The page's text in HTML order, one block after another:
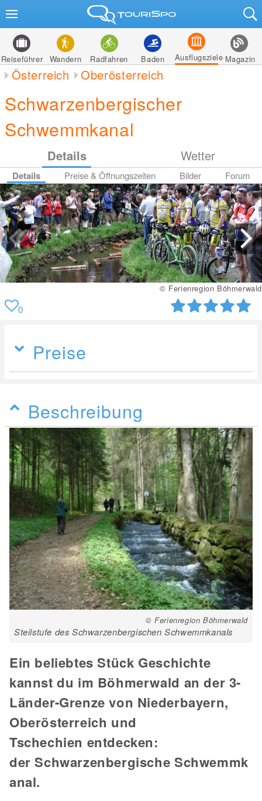
Reiseführer Wandern Radfahren Baden Ausflugsziele Magazin
Österreich Oberösterreich
Schwarzenbergischer
Schwemmkanal
Details Wetter
Details Preise & Öffnungszeiten Bilder Forum
© Ferienregion Böhmerwald
0
Preise
Beschreibung
© Ferienregion Böhmerwald
Steilstufe des Schwarzenbergischen Schwemmkanals
Ein beliebtes Stück Geschichte
kannst du im Böhmerwald an der 3-
Länder-Grenze von Niederbayern,
Oberösterreich und
Tschechien entdecken:
der Schwarzenbergische Schwemmk
anal.